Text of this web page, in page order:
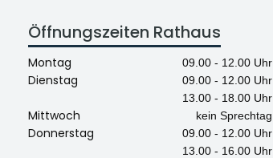
Öffnungszeiten Rathaus
Montag 09.00 - 12.00 Uhr
Dienstag
09.00 - 12.00 Uhr
13.00 - 18.00 Uhr
Mittwoch kein Sprechtag
Donnerstag
09.00 - 12.00 Uhr
13.00 - 16.00 Uhr